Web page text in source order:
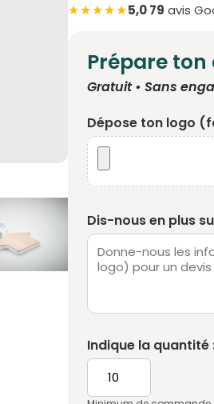
★★★★★5,0·79 avis
Prépare ton
Gratuit • Sans
Dépose ton logo
Dis-nous en plus
Indique la quantité